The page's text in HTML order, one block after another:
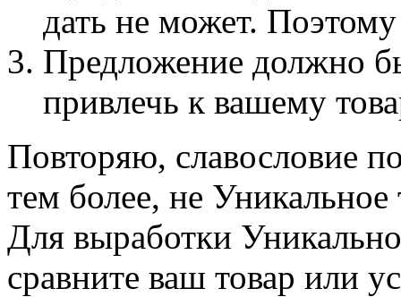
дать не может.
Предложение должно
привлечь к вашему
Повторяю, славословие
тем более, не
Для выработки
сравните ваш товар или